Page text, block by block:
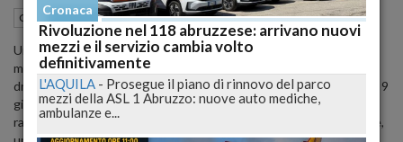
Cronaca nazionale Pordenone (PN) 18 Giugno 2024 18:51
Una giovane di 18 anni è stata brutalmente aggredita e violentata
mentre tornava a casa dopo il lavoro, nel centro di Pordenone. Il
drammatico episodio è avvenuto la notte tra sabato 8 e domenica 9
giugno. I Carabinieri del Comando provinciale di Pordenone hanno
rapidamente individuato e arrestato il presunto autore del crimine,
Cronaca
Rivoluzione nel 118 abruzzese: arrivano nuovi
mezzi e il servizio cambia volto
definitivamente
L'AQUILA - Prosegue il piano di rinnovo del parco
mezzi della ASL 1 Abruzzo: nuove auto mediche,
ambulanze e...